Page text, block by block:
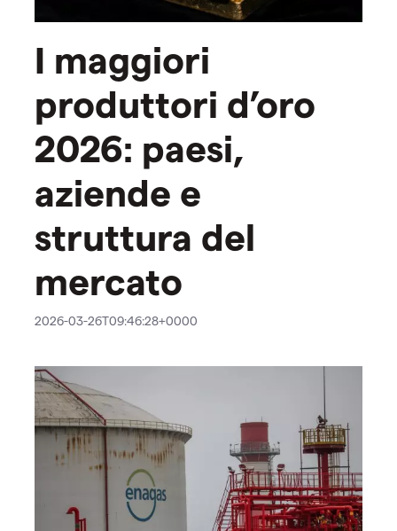
I maggiori
produttori d’oro
2026: paesi,
aziende e
struttura del
mercato
2026-03-26T09:46:28+0000